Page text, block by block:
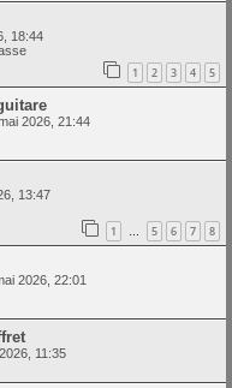
18:44
1 2 3 4 5
2026, 21:44
13:47
1 … 5 6 7 8
2026, 22:01
11:35